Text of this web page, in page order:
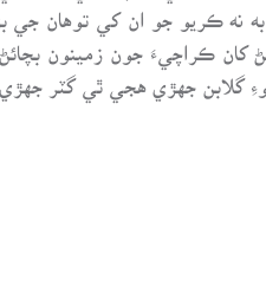
نه ڪريو جو ان کي توهان جي
کان ڪراچيءَ جون زمينون
گلابن جهڙي هجي ٿي گٽر جهڙي